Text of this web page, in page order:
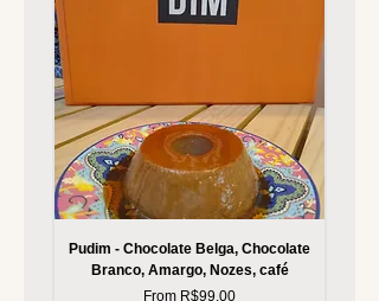
Pudim - Chocolate Belga, Chocolate
Branco, Amargo, Nozes, café
From R$99.00
Sale Price